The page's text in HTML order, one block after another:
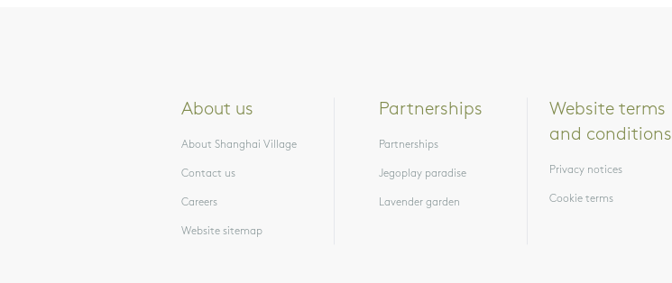
About us
About Shanghai Village
Contact us
Careers
Website sitemap
Partnerships
Partnerships
Jegoplay paradise
Lavender garden
Website terms
and conditions
Privacy notices
Cookie terms